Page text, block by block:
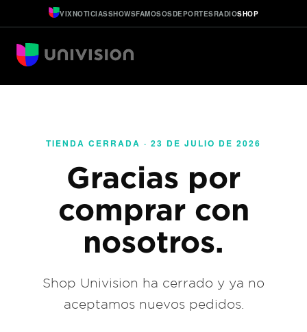
VIXNOTICIASSHOWSFAMOSOSDEPORTESRADIOSHOP
TIENDA CERRADA · 23 DE JULIO DE 2026
Gracias por
comprar con
nosotros.
Shop Univision ha cerrado y ya no
aceptamos nuevos pedidos.